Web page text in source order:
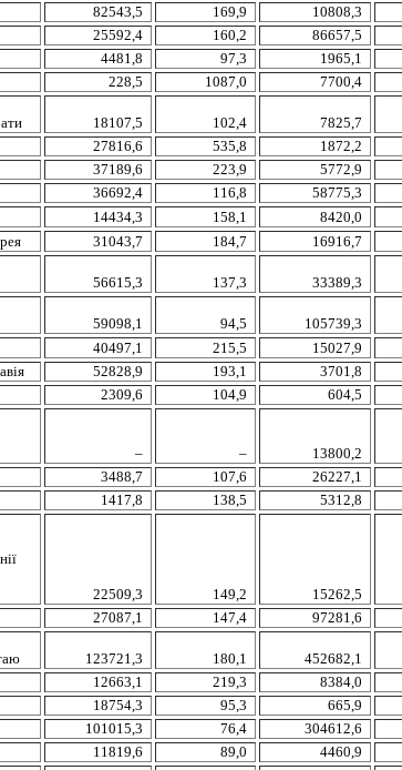
82543,5 169,9 10808,3
25592,4 160,2 86657,5
4481,8 97,3 1965,1
228,5 1087,0 7700,4
18107,5 102,4 7825,7
27816,6 535,8 1872,2
37189,6 223,9 5772,9
36692,4 116,8 58775,3
14434,3 158,1 8420,0
31043,7 184,7 16916,7
56615,3 137,3 33389,3
59098,1 94,5 105739,3
40497,1 215,5 15027,9
52828,9 193,1 3701,8
2309,6 104,9 604,5
– – 13800,2
3488,7 107,6 26227,1
1417,8 138,5 5312,8
22509,3 149,2 15262,5
27087,1 147,4 97281,6
123721,3 180,1 452682,1
12663,1 219,3 8384,0
18754,3 95,3 665,9
101015,3 76,4 304612,6
11819,6 89,0 4460,9